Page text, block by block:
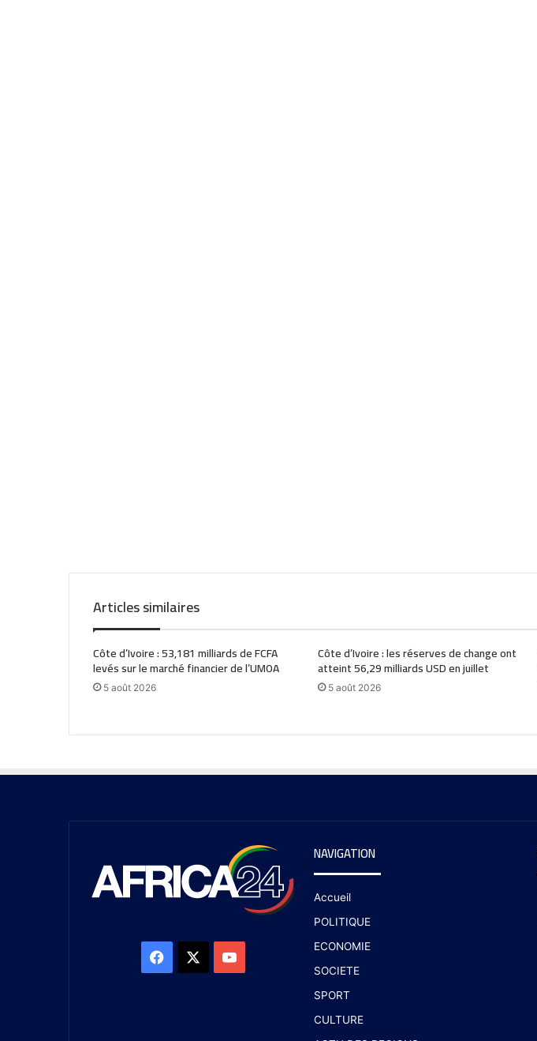
Articles similaires
Côte d’Ivoire : 53,181 milliards de FCFA
levés sur le marché financier de l’UMOA
5 août 2026
Côte d’Ivoire : les réserves de change ont
atteint 56,29 milliards USD en juillet
5 août 2026
NAVIGATION
Accueil
POLITIQUE
ECONOMIE
SOCIETE
SPORT
CULTURE